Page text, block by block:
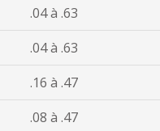
.04 à .63
.04 à .63
.16 à .47
.08 à .47